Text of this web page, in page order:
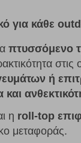
για κάθε
πτυσσόμενο
ή
η roll-top
μεταφοράς.